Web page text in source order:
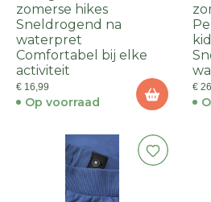
zomerse hikes
Sneldrogend na
waterpret
Comfortabel bij elke
activiteit
€ 16,99
Op voorraad
€